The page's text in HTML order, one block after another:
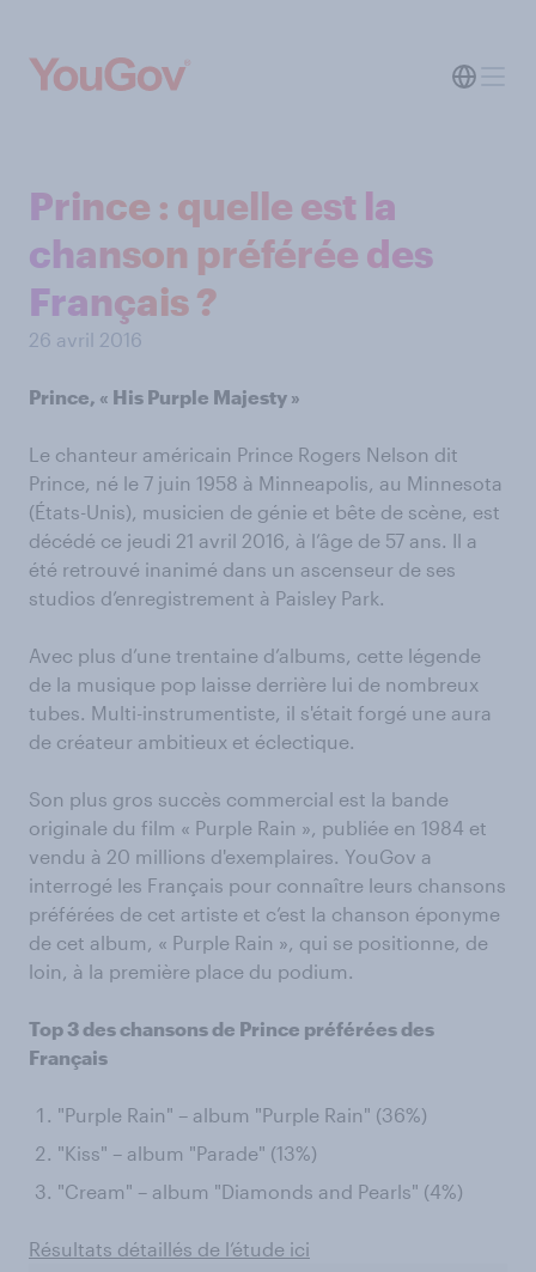
Prince : quelle est la
chanson préférée des
Français ?
26 avril 2016
Prince, « His Purple Majesty »
Le chanteur américain Prince Rogers Nelson dit
Prince, né le 7 juin 1958 à Minneapolis, au Minnesota
(États-Unis), musicien de génie et bête de scène, est
décédé ce jeudi 21 avril 2016, à l’âge de 57 ans. Il a
été retrouvé inanimé dans un ascenseur de ses
studios d’enregistrement à Paisley Park.
Avec plus d’une trentaine d’albums, cette légende
de la musique pop laisse derrière lui de nombreux
tubes. Multi-instrumentiste, il s'était forgé une aura
de créateur ambitieux et éclectique.
Son plus gros succès commercial est la bande
originale du film « Purple Rain », publiée en 1984 et
vendu à 20 millions d'exemplaires. YouGov a
interrogé les Français pour connaître leurs chansons
préférées de cet artiste et c’est la chanson éponyme
de cet album, « Purple Rain », qui se positionne, de
loin, à la première place du podium.
Top 3 des chansons de Prince préférées des
Français
"Purple Rain" – album "Purple Rain" (36%)
"Kiss" – album "Parade" (13%)
"Cream" – album "Diamonds and Pearls" (4%)
Résultats détaillés de l’étude ici